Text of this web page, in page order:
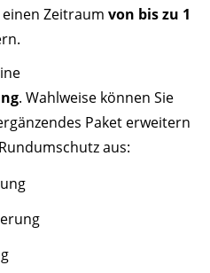
Zeitraum von bis zu 1
. Wahlweise können Sie
Paket erweitern
aus: